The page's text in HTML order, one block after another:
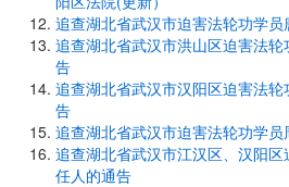
追查湖北省武汉市迫害法轮功学
追查湖北省武汉市洪山区迫害法
告
追查湖北省武汉市汉阳区迫害法
告
追查湖北省武汉市迫害法轮功学
追查湖北省武汉市江汉区、汉阳
任人的通告